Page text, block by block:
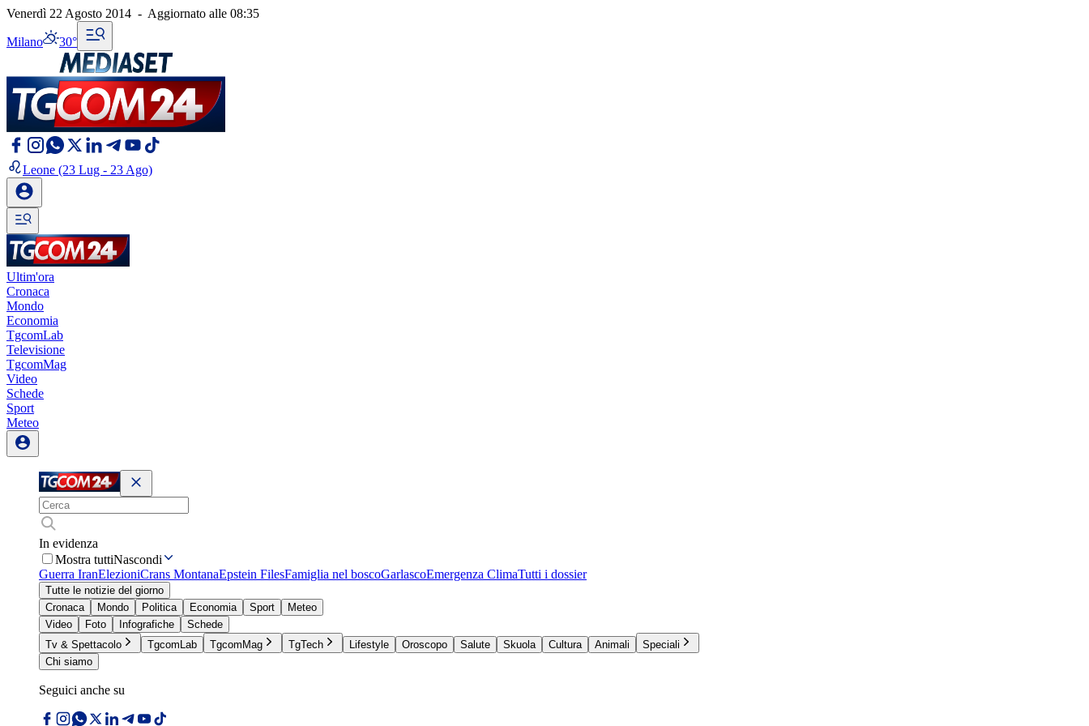
Venerdì 22 Agosto 2014 - Aggiornato alle 08:35
Milano 30°
Leone (23 Lug - 23 Ago)
Ultim'ora
Cronaca
Mondo
Economia
TgcomLab
Televisione
TgcomMag
Video
Schede
Sport
Meteo
In evidenza
Mostra tuttiNascondi
Guerra IranElezioniCrans MontanaEpstein FilesFamiglia nel boscoGarlascoEmergenza ClimaTutti i dossier
Tutte le notizie del giorno
Cronaca
Mondo Politica Economia Sport
Meteo
Video
Foto Infografiche
Schede
Tv & Spettacolo
TgcomLab TgcomMag TgTech Lifestyle Oroscopo Salute Skuola Cultura Animali
Speciali
Chi siamo
Seguici anche su